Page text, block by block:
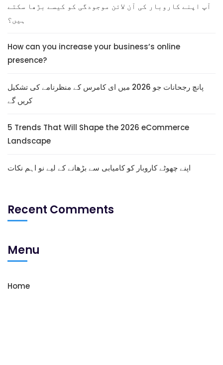
آپ اپنے کاروبار کی آن لائن موجودگی کو کیسے بڑھا سکتے
ہیں؟
How can you increase your business’s online
presence?
پانچ رجحانات جو 2026 میں ای کامرس کے منظرنامے کی تشکیل
کریں گے
5 Trends That Will Shape the 2026 eCommerce
Landscape
اپنے چھوٹے کاروبار کو کامیابی سے بڑھانے کے لیے نو اہم نکات
Recent Comments
Menu
Home